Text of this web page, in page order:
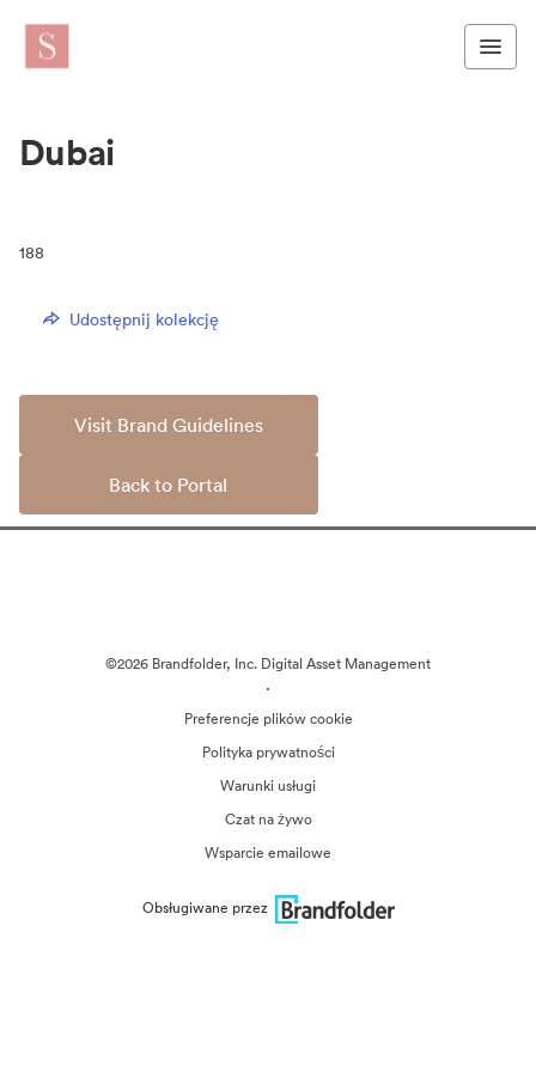
Dubai
188
Udostępnij kolekcję
Visit Brand Guidelines
Back to Portal
©2026 Brandfolder, Inc. Digital Asset Management
·
Preferencje plików cookie
Polityka prywatności
Warunki usługi
Czat na żywo
Wsparcie emailowe
Obsługiwane przez